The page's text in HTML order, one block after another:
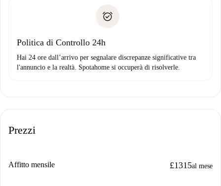
Domiciliazione del pagamento
solo se non segnali problemi.
Politica di Controllo 24h
Hai 24 ore dall’arrivo per segnalare discrepanze significative tra
l'annuncio e la realtà. Spotahome si occuperà di risolverle.
Prezzi
Affitto mensile £1315al mese